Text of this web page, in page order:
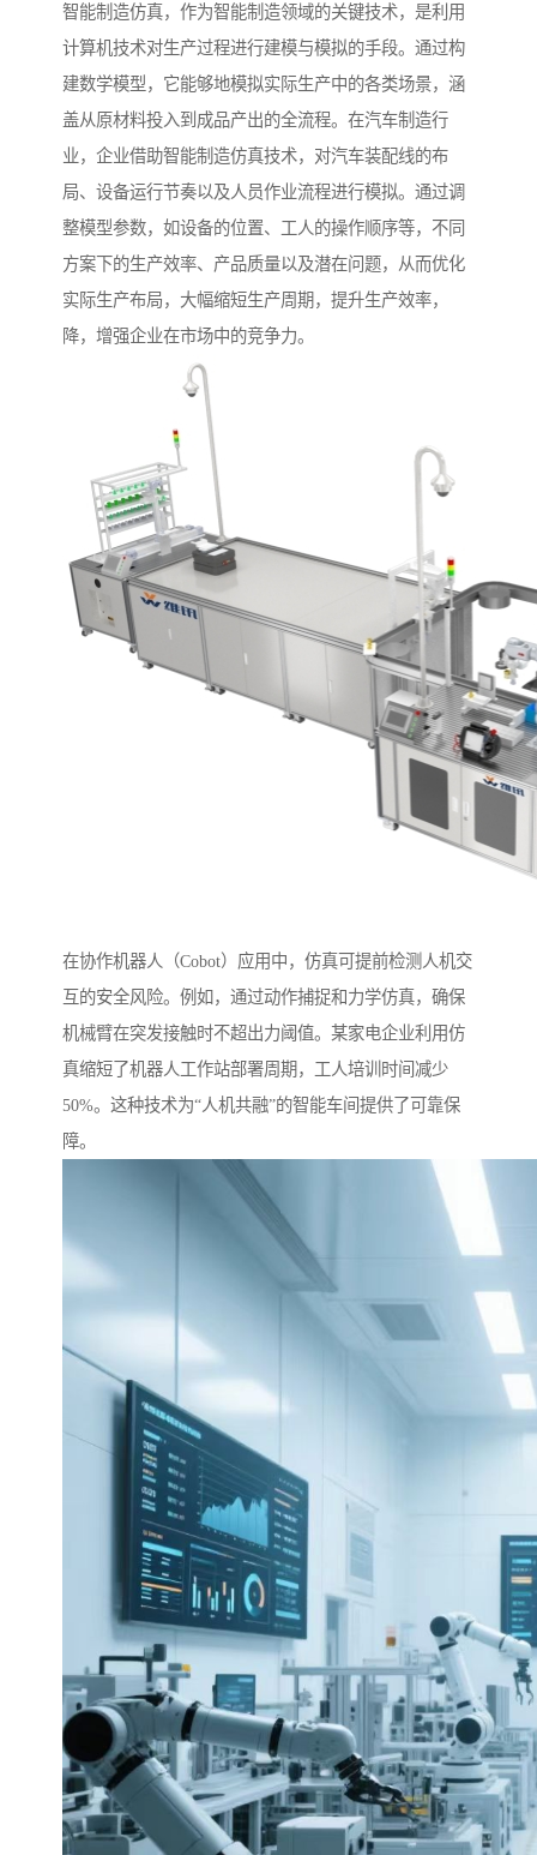
智能制造仿真，作为智能制造领域的关键技术，是利用
计算机技术对生产过程进行建模与模拟的手段。通过构
建数学模型，它能够地模拟实际生产中的各类场景，涵
盖从原材料投入到成品产出的全流程。在汽车制造行
业，企业借助智能制造仿真技术，对汽车装配线的布
局、设备运行节奏以及人员作业流程进行模拟。通过调
整模型参数，如设备的位置、工人的操作顺序等，不同
方案下的生产效率、产品质量以及潜在问题，从而优化
实际生产布局，大幅缩短生产周期，提升生产效率，
降，增强企业在市场中的竞争力。
在协作机器人（Cobot）应用中，仿真可提前检测人机交
互的安全风险。例如，通过动作捕捉和力学仿真，确保
机械臂在突发接触时不超出力阈值。某家电企业利用仿
真缩短了机器人工作站部署周期，工人培训时间减少
50%。这种技术为“人机共融”的智能车间提供了可靠保
障。